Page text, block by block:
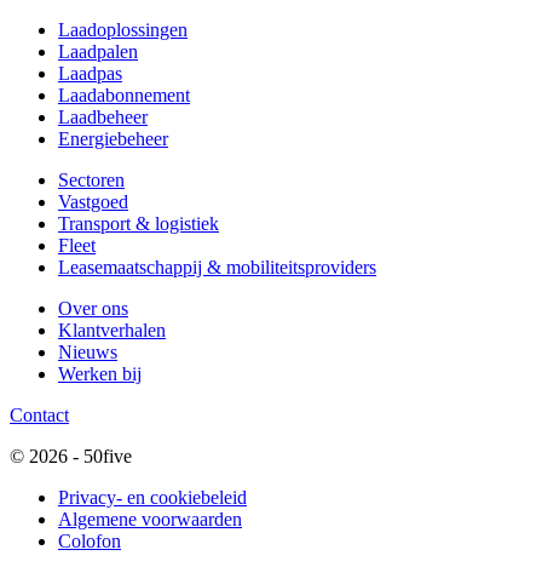
Laadoplossingen
Laadpalen
Laadpas
Laadabonnement
Laadbeheer
Energiebeheer
Sectoren
Vastgoed
Transport & logistiek
Fleet
Leasemaatschappij & mobiliteitsproviders
Over ons
Klantverhalen
Nieuws
Werken bij
Contact
© 2026 - 50five
Privacy- en cookiebeleid
Algemene voorwaarden
Colofon